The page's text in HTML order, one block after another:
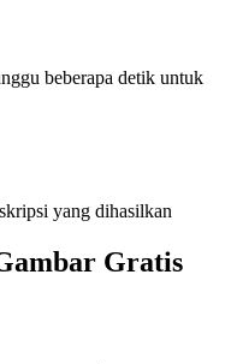
beberapa detik untuk
yang dihasilkan
Gratis